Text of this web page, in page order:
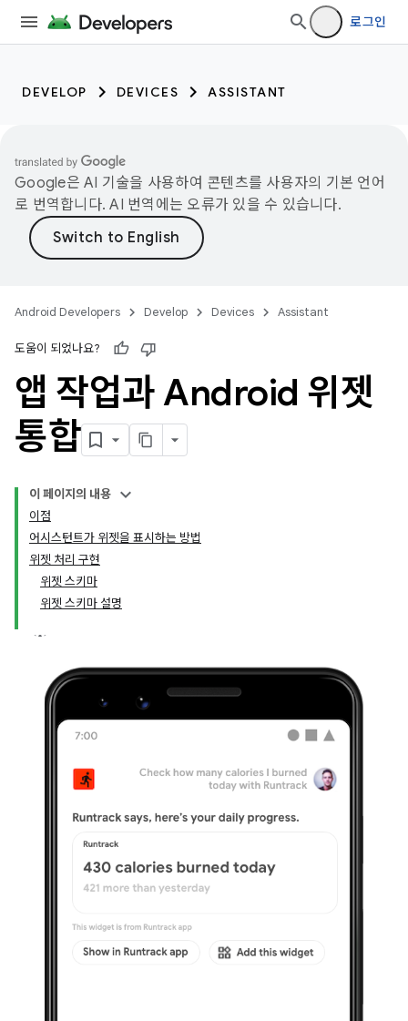
로그인
DEVELOP DEVICES ASSISTANT
Google은 AI 기술을 사용하여 콘텐츠를 사용자의 기본 언어
로 번역합니다. AI 번역에는 오류가 있을 수 있습니다.
Android Developers Develop Devices Assistant
도움이 되었나요?
앱 작업과 Android 위젯
통합
이 페이지의 내용
이점
어시스턴트가 위젯을 표시하는 방법
위젯 처리 구현
위젯 스키마
위젯 스키마 설명